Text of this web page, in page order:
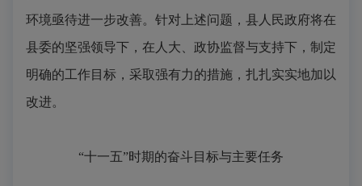
环境亟待进一步改善。针对上述问题，县人民政府将在
县委的坚强领导下，在人大、政协监督与支持下，制定
明确的工作目标，采取强有力的措施，扎扎实实地加以
改进。
“十一五”时期的奋斗目标与主要任务